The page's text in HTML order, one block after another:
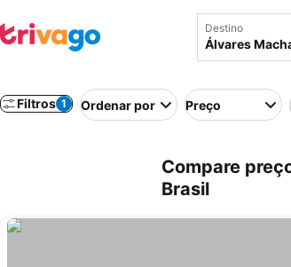
Destino
Filtros 1 Ordenar por Preço
Compare
Brasil